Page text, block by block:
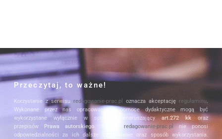
Przeczytaj, to ważne!
Korzystanie z serwisu redagowanie-prac.pl oznacza akceptację regulaminu.
Wykonane przez nas opracowania i pomoce dydaktyczne mogą być
wykorzystane wyłącznie w sposób nienaruszającyart.272 kkoraz
przepisów Prawa autorskiego. Serwis redagowanie-prac.pl nie ponosi
odpowiedzialności za ich dalsze użytkowanie oraz sposób wykorzystania.